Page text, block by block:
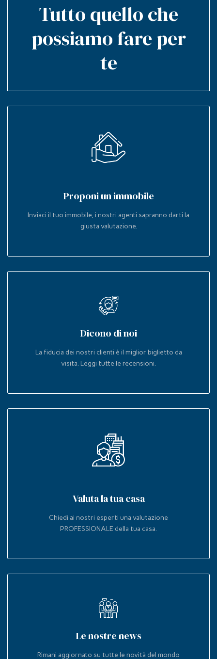
Tutto quello che
possiamo fare per
te
Proponi un immobile
Inviaci il tuo immobile, i nostri agenti sapranno darti la
giusta valutazione.
Dicono di noi
La fiducia dei nostri clienti è il miglior biglietto da
visita. Leggi tutte le recensioni.
Valuta la tua casa
Chiedi ai nostri esperti una valutazione
PROFESSIONALE della tua casa.
Le nostre news
Rimani aggiornato su tutte le novità del mondo